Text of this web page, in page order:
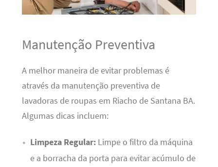
Manutenção Preventiva
A melhor maneira de evitar problemas é
através da manutenção preventiva de
lavadoras de roupas em Riacho de Santana BA.
Algumas dicas incluem:
Limpeza Regular:Limpe o filtro da máquina
e a borracha da porta para evitar acúmulo de